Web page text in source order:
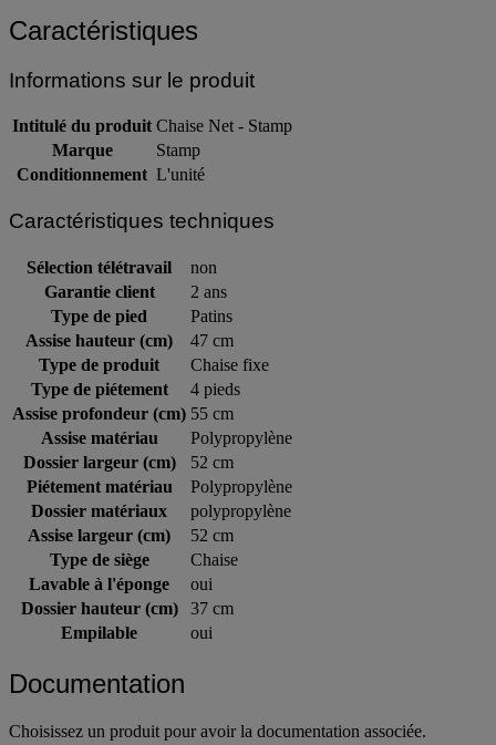
Caractéristiques
Informations sur le produit
Intitulé du produit Chaise Net - Stamp
Marque
Stamp
Conditionnement L'unité
Caractéristiques techniques
Sélection télétravail
non
Garantie client
2 ans
Type de pied
Patins
Assise hauteur (cm)
47 cm
Type de produit
Chaise fixe
Type de piétement
4 pieds
Assise profondeur (cm) 55 cm
Assise matériau
Polypropylène
Dossier largeur (cm)
52 cm
Piétement matériau
Polypropylène
Dossier matériaux
polypropylène
Assise largeur (cm)
52 cm
Type de siège
Chaise
Lavable à l'éponge
oui
Dossier hauteur (cm)
37 cm
Empilable
oui
Documentation
Choisissez un produit pour avoir la documentation associée.